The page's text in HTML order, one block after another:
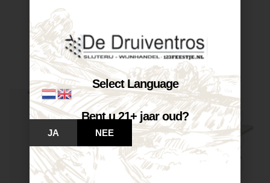
Te huur...
€12,50
Op voorraad
SELECTEER OPTIES
Op voorraad
SELECTEER OPTIES
-14%
Select Language
Bent u 21+ jaar oud?
JA NEE